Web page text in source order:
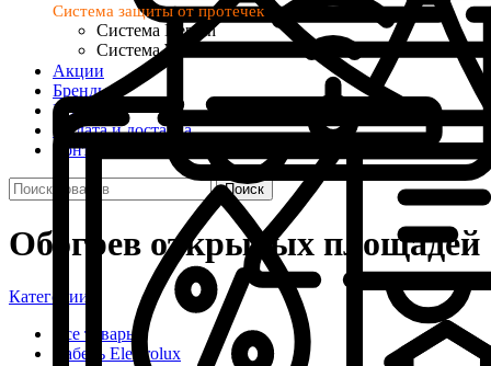
Система защиты от протечек
Система Neptun
Система Welrok Base
Акции
Бренды
Услуги
Оплата и доставка
Контакты
Поиск
Обогрев открытых площадей
Категории
Все товары
Кабель Electrolux